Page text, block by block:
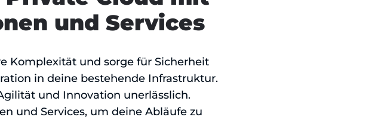
und Services
Komplexität und sorge für Sicherheit
in deine bestehende Infrastruktur.
und Innovation unerlässlich.
und Services, um deine Abläufe zu